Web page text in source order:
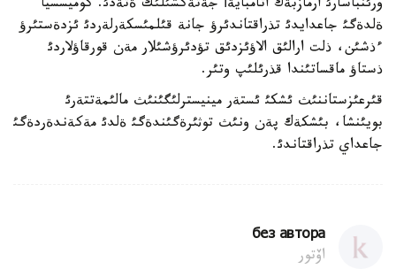
ورئنباسارئ ارمازبةك اتامبايةأ جةتةكشئلئك ةتةدئ. كوميسسيا
ةلدةگئ جاعدايدئ تذراقتاندئرؤ جانة قئلمئسكةرلةردئ ئزدةستئرؤ
ءذشئن، ذلت ارالئق الاؤئزدئق تؤدئرؤشئلار مةن قورقاؤلاردئ
ذستاؤ ماقساتئندا قذرئلئپ وتئر.
قئرعئزستاننئث ئشكئ ئستةر مينيسترلئگئنئث مالئمةتتةرئ
بويئنشا، بئشكةك پةن ونئث توثئرةگئندةگئ ةلدئ مةكةندةردةگئ
جاعداي تذراقتاندئ.
без автора
اۆتور